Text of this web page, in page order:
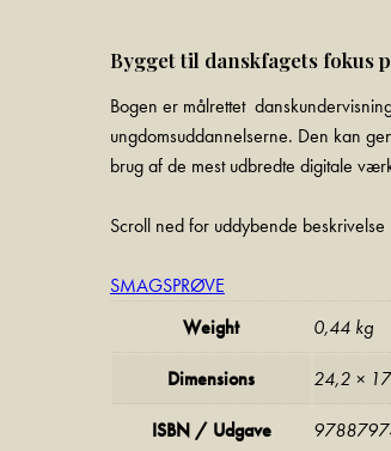
Bygget til danskfagets fokus
Bogen er målrettet
ungdomsuddannelserne. Den kan
brug af de mest udbredte digitale
Scroll ned for uddybende beskrivelse
SMAGSPRØVE
Weight
0,44 kg
Dimensions 24,2 ×
ISBN / Udgave